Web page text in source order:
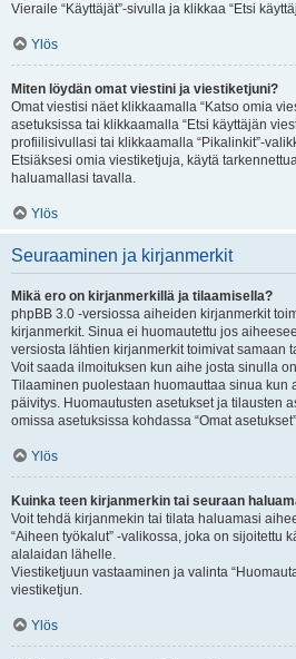
Vieraile “Käyttäjät”-sivulla ja klikkaa “Etsi
Ylös
Miten löydän omat viestini ja viestiketjuni?
Omat viestisi näet klikkaamalla “Katso omia
asetuksissa tai klikkaamalla “Etsi käyttäjän
profiilisivullasi tai klikkaamalla “Pikalinkit”-
Etsiäksesi omia viestiketjuja, käytä
haluamallasi tavalla.
Ylös
Seuraaminen ja kirjanmerkit
Mikä ero on kirjanmerkillä ja tilaamisella?
phpBB 3.0 -versiossa aiheiden kirjanmerkit
kirjanmerkit. Sinua ei huomautettu jos
versiosta lähtien kirjanmerkit toimivat samaan
Voit saada ilmoituksen kun aihe josta sinulla
Tilaaminen puolestaan huomauttaa sinua kun
päivitys. Huomautusten asetukset ja tilausten
omissa asetuksissa kohdassa “Omat
Ylös
Kuinka teen kirjanmerkin tai seuraan
Voit tehdä kirjanmekin tai tilata haluamasi
“Aiheen työkalut” -valikossa, joka on sijoitettu
alalaidan lähelle.
Viestiketjuun vastaaminen ja valinta
viestiketjun.
Ylös